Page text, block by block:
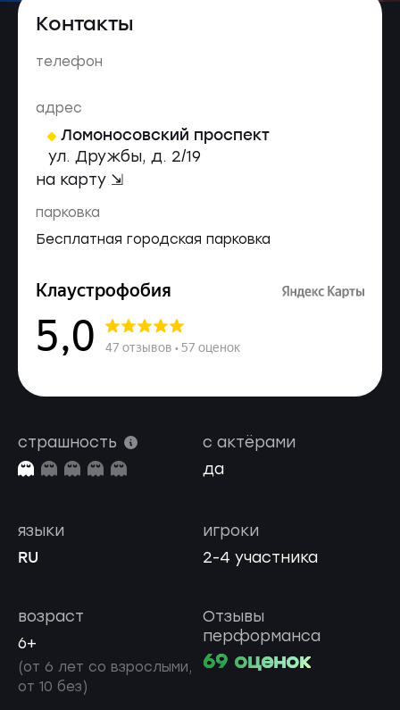
Контакты
телефон
адрес
Ломоносовский проспект
ул. Дружбы, д. 2/19
на карту ⇲
парковка
Бесплатная городская парковка
страшность
с актёрами
да
игроки
2-4 участника
языки
RU
возраст
6+
(от 6 лет со взрослыми,
от 10 без)
Отзывы
перформанса
69 оценок